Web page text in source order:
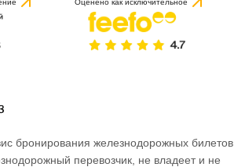
Оценено как исключительное
бронирования железнодорожных билетов
перевозчик, не владеет и не